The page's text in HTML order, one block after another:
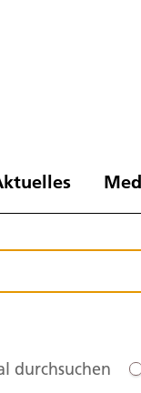
durchsuchen